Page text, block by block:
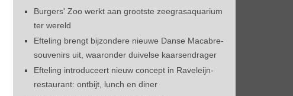
Burgers' Zoo werkt aan grootste zeegrasaquarium
ter wereld
Efteling brengt bijzondere nieuwe Danse Macabre-
souvenirs uit, waaronder duivelse kaarsendrager
Efteling introduceert nieuw concept in Raveleijn-
restaurant: ontbijt, lunch en diner